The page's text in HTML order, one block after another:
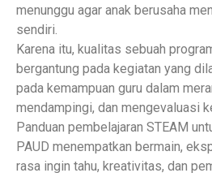
menunggu agar anak berusaha
sendiri.
Karena itu, kualitas sebuah
bergantung pada kegiatan yang
pada kemampuan guru dalam
mendampingi, dan mengevaluasi
Panduan pembelajaran STEAM
PAUD menempatkan bermain,
rasa ingin tahu, kreativitas, dan